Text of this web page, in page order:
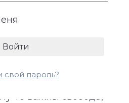
существует
Кто-то
в надежности и
то важны свобода,
свой пароль?